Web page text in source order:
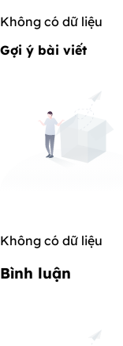
Không có dữ liệu
Gợi ý bài viết
Không có dữ liệu
Bình luận